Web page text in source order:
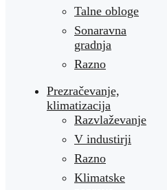
Talne obloge
Sonaravna
gradnja
Razno
Prezračevanje,
klimatizacija
Razvlaževanje
V industirji
Razno
Klimatske